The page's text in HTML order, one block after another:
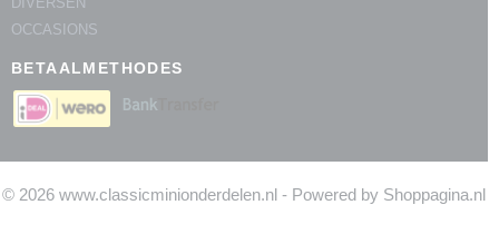
OCCASIONS
BETAALMETHODES
© 2026 www.classicminionderdelen.nl - Powered by Shoppagina.nl